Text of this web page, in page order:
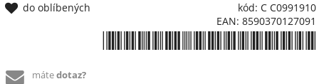
kód: C C0991910
EAN: 8590370127091
do oblíbených
mátedotaz?